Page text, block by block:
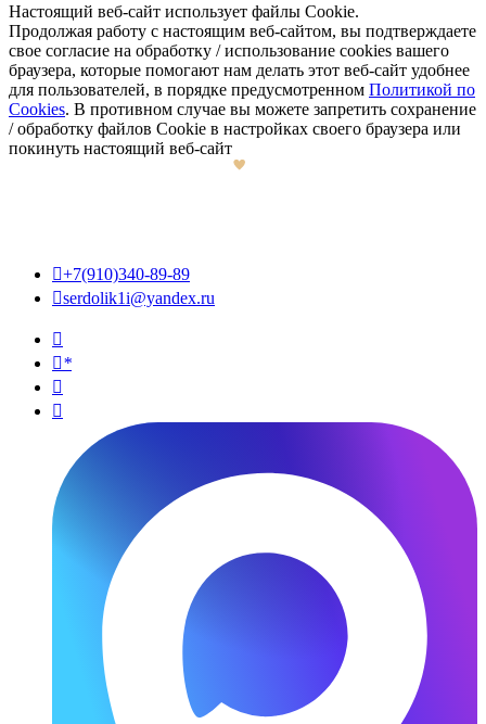
Настоящий веб-сайт использует файлы Cookie.
Продолжая работу с настоящим веб-сайтом, вы подтверждаете
свое согласие на обработку / использование cookies вашего
браузера, которые помогают нам делать этот веб-сайт удобнее
для пользователей, в порядке предусмотренном Политикой по
Cookies. В противном случае вы можете запретить сохранение
/ обработку файлов Cookie в настройках своего браузера или
покинуть настоящий веб-сайт
+7(910)340-89-89
serdolik1i@yandex.ru

*

